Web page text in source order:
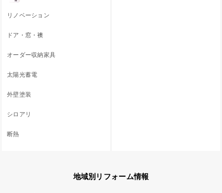
リノベーション
ドア・窓・襖
オーダー収納家具
太陽光蓄電
外壁塗装
シロアリ
断熱
地域別リフォーム情報